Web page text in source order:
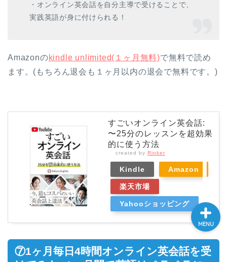
・オンライン英会話を自分主導で受けることで、
実践英語が身に付けられる！
Amazonのkindle unlimited(１ヶ月無料)で無料で読め
ます。(もちろん退会も１ヶ月以内の退会で無料です。)
すごいオンライン英会話:
〜25分のレッスンを超効果
的に使う方法
created by Rinker
Kindle Amazon
楽天市場
Yahooショッピング
⑦1ヶ月毎日4時間オンライン英会話を受
MENU
ホーム
プログラミング